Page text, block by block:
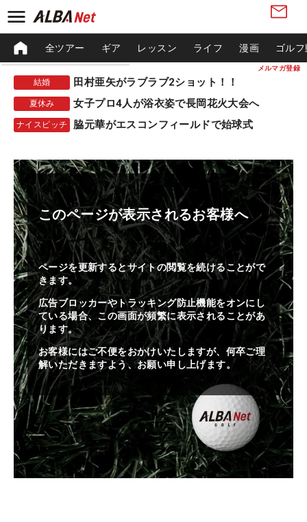
メルマガ登録
全ツアー ギア レッスン ライフ 漫画 ゴル
結婚 田村亜矢がラブラブ2ショット！！
夏休み 女子プロ4人が浴衣姿で長岡花火大会へ
ナイスピッチ 脇元華がエスコンフィールドで始球式
このページが表示されるお客様へ
ページを更新するとサイトの閲覧を続けることがで
きます。
広告ブロッカーやトラッキング防止機能をオンにし
ている場合、この画面が頻繁に表示されることがあ
ります。
お客様にはご不便をおかけいたしますが、何卒ご理
解いただきますよう、お願い申し上げます。